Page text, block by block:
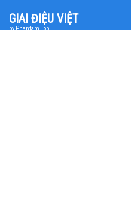
GIAI ĐIỆU VIỆT
by Phantam Top